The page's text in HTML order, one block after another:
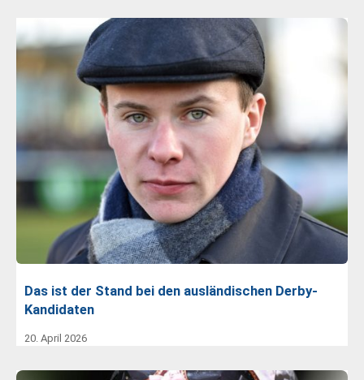
Das ist der Stand bei den ausländischen Derby-
Kandidaten
20. April 2026